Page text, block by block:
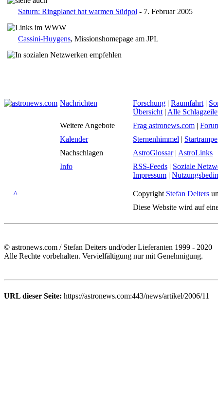
Saturn: Ringplanet hat warmen Südpol - 7. Februar 2005
Cassini-Huygens, Missionshomepage am JPL
Nachrichten Forschung | Raumfahrt |
Übersicht | Alle
Weitere Angebote
Frag astronews.com |
Kalender
Sternenhimmel | Startrampe
Nachschlagen
AstroGlossar| AstroLinks
Info
RSS-Feeds | Soziale
Impressum |
^ Copyright Stefan Deiters
Diese Website wird auf
© astronews.com / Stefan Deiters und/oder Lieferanten 1999 - 2020
Alle Rechte vorbehalten. Vervielfältigung nur mit Genehmigung.
URL dieser Seite: https://astronews.com:443/news/artikel/2006/11